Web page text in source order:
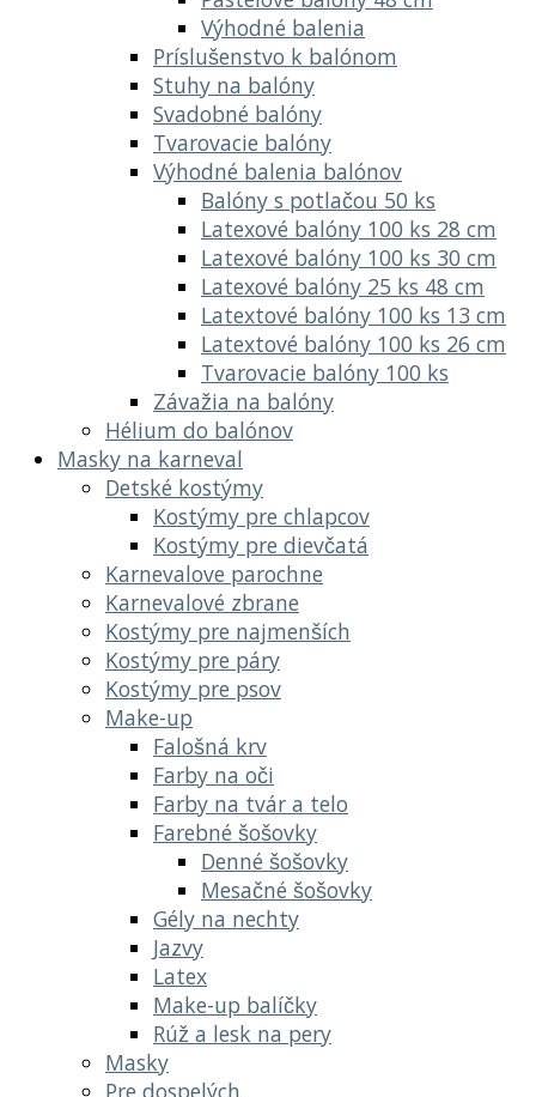
Výhodné balenia
Príslušenstvo k balónom
Stuhy na balóny
Svadobné balóny
Tvarovacie balóny
Výhodné balenia balónov
Balóny s potlačou 50 ks
Latexové balóny 100 ks 28 cm
Latexové balóny 100 ks 30 cm
Latexové balóny 25 ks 48 cm
Latextové balóny 100 ks 13 cm
Latextové balóny 100 ks 26 cm
Tvarovacie balóny 100 ks
Závažia na balóny
Hélium do balónov
Masky na karneval
Detské kostýmy
Kostýmy pre chlapcov
Kostýmy pre dievčatá
Karnevalove parochne
Karnevalové zbrane
Kostýmy pre najmenších
Kostýmy pre páry
Kostýmy pre psov
Make-up
Falošná krv
Farby na oči
Farby na tvár a telo
Farebné šošovky
Denné šošovky
Mesačné šošovky
Gély na nechty
Jazvy
Latex
Make-up balíčky
Rúž a lesk na pery
Masky
Pre dospelých